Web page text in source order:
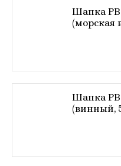
Шапка
(морская
Шапка
(винный,